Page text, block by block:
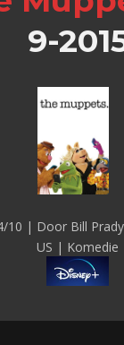
9-
10 | Door Bill
US | Komedie